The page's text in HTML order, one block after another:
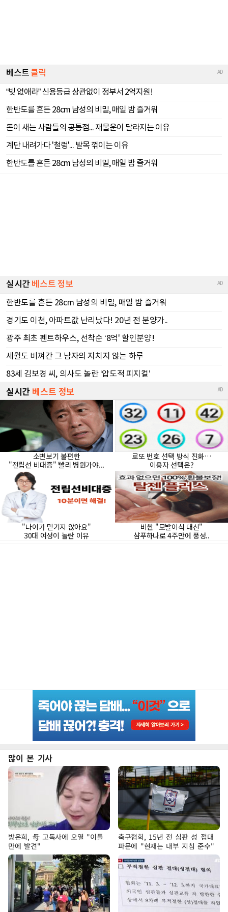
많이 본 기사
방은희, 母 고독사에 오열 "이틀
만에 발견"
축구협회, 15년 전 심판 성 접대
파문에 "현재는 내부 지침 준수"